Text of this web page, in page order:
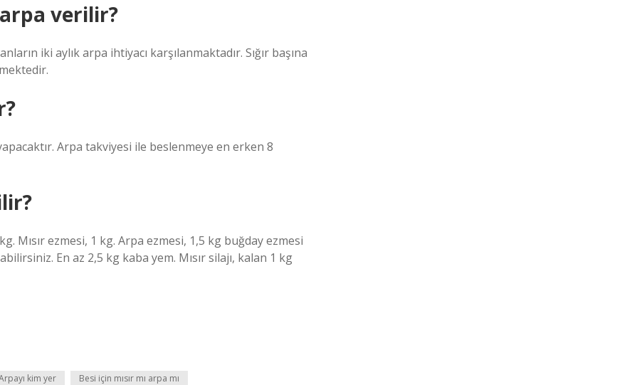
verilir?
iki aylık arpa ihtiyacı karşılanmaktadır. Sığır başına
Arpa takviyesi ile beslenmeye en erken 8
Mısır ezmesi, 1 kg. Arpa ezmesi, 1,5 kg buğday ezmesi
En az 2,5 kg kaba yem. Mısır silajı, kalan 1 kg
kim yer Besi için mısır mı arpa mı